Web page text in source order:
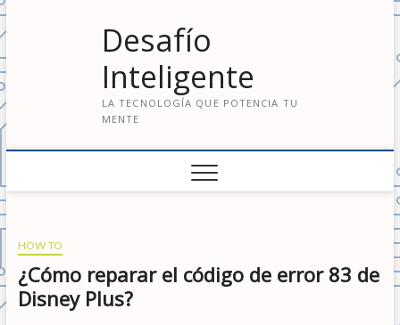
a
t
r
a
l
o
n
t
i
d
Desafío
Inteligente
LA TECNOLOGÍA QUE POTENCIA TU
MENTE
HOW TO
¿Cómo reparar el código de error 83 de
Disney Plus?